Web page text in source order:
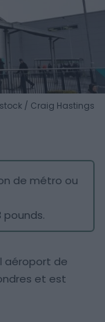
/ Craig Hastings
de métro ou
pounds.
aéroport de
et est